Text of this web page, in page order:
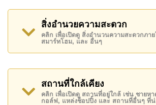
รปภ.24ชม.
สถานที่สำคัญใกล้ View Talay 5 ได้แก่:
กับสปา & ซาวน่า , ตลาดน้ำสี่ภาคพัทยา,
เวิลด์ , เอเชีย 9 หลุม กอล์ฟ , รพ.กรุงเทพ
พยาบาลเมืองพัทยา
อสังหาริมทรัพย์นี้มีไว้สำหรับขายในราคา
บาท คิดเป็น ฿ 61,458 บาทต่อตารางเมต
สิ่งอำนวยความสะดวก
คลิก เพื่อเปิดดู สิ่งอำนวนความสะดวกภา
สมาร์ทโฮม, และ อื่นๆ
สถานที่ใกล้เคียง
คลิก เพื่อเปิดดู สถานที่อยู่ใกล้ เช่น ชายห
กอล์ฟ, แหล่งช็อปปิ้ง และ สถานที่อื่นๆ ที่น่